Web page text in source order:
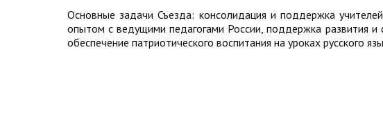
Основные задачи Съезда: консолидация и поддержка
опытом с ведущими педагогами России, поддержка развития и
обеспечение патриотического воспитания на уроках русского